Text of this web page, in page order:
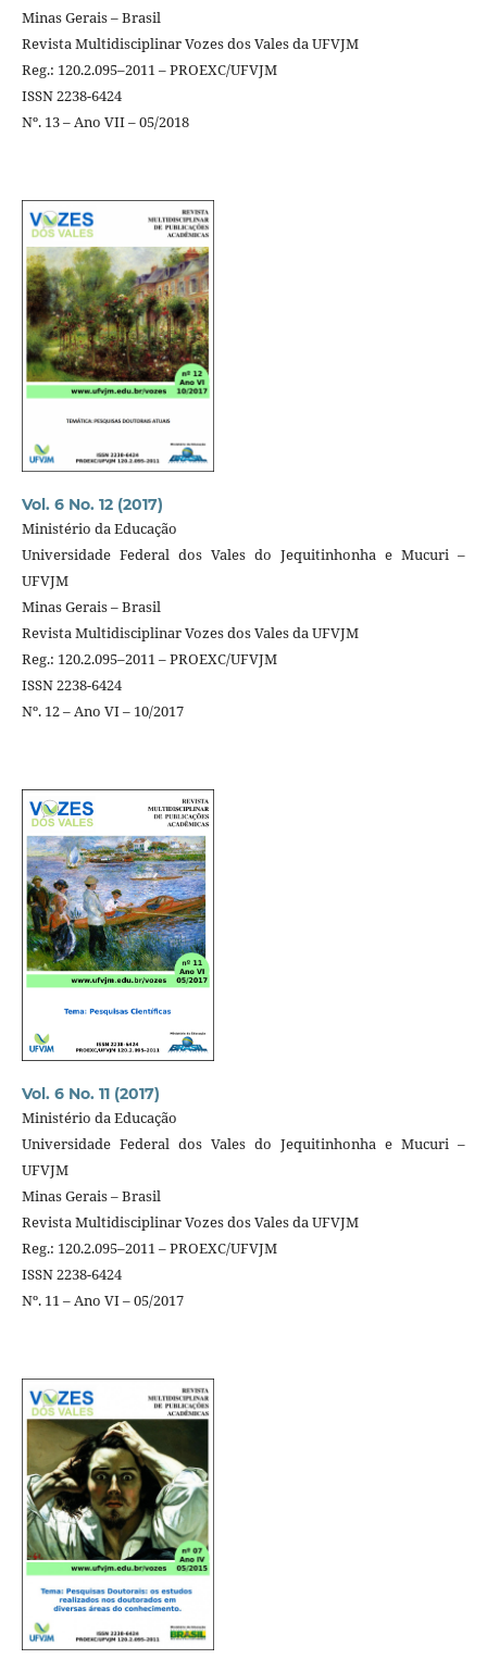
Minas Gerais – Brasil
Revista Multidisciplinar Vozes dos Vales da UFVJM
Reg.: 120.2.095–2011 – PROEXC/UFVJM
ISSN 2238-6424
Nº. 13 – Ano VII – 05/2018
Vol. 6 No. 12 (2017)
Ministério da Educação
Universidade Federal dos Vales do Jequitinhonha e Mucuri –
UFVJM
Minas Gerais – Brasil
Revista Multidisciplinar Vozes dos Vales da UFVJM
Reg.: 120.2.095–2011 – PROEXC/UFVJM
ISSN 2238-6424
Nº. 12 – Ano VI – 10/2017
Vol. 6 No. 11 (2017)
Ministério da Educação
Universidade Federal dos Vales do Jequitinhonha e Mucuri –
UFVJM
Minas Gerais – Brasil
Revista Multidisciplinar Vozes dos Vales da UFVJM
Reg.: 120.2.095–2011 – PROEXC/UFVJM
ISSN 2238-6424
Nº. 11 – Ano VI – 05/2017